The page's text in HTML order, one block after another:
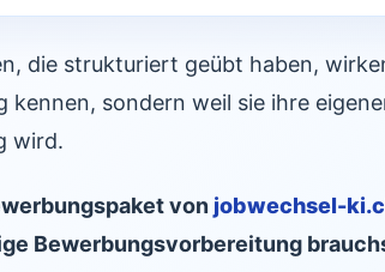
die strukturiert geübt haben,
kennen, sondern weil sie ihre
wird.
von jobwechsel-
Bewerbungsvorbereitung